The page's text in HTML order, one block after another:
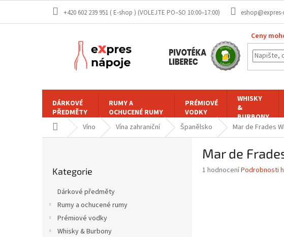
obsah
+420 602 239 951 ( E-shop )
Ceny
DÁRKOVÉ
PŘEDMĚTY
RUMY A
OCHUCENÉ RUMY
PRÉMIOVÉ
VODKY
WHISKY
&
BURBONY
Domů Víno Vína zahraniční Španělsko Mar de Frades
kategorie
Kategorie
Dárkové předměty
Rumy a ochucené rumy
Prémiové vodky
Whisky & Burbony
Mar de
Průměrné
1 hodnoceníPodrobnosti